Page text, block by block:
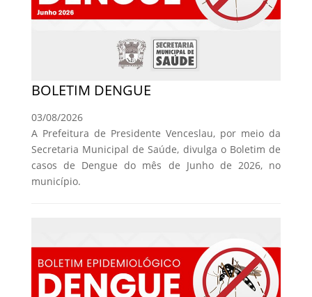
BOLETIM DENGUE
03/08/2026
A Prefeitura de Presidente Venceslau, por meio da
Secretaria Municipal de Saúde, divulga o Boletim de
casos de Dengue do mês de Junho de 2026, no
município.